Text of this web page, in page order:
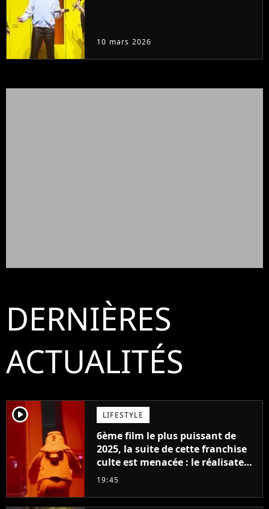
10 mars 2026
DERNIÈRES
ACTUALITÉS
player2 LIFESTYLE
6ème film le plus puissant de
2025, la suite de cette franchise
culte est menacée : le réalisateur
claque la porte pour "différends
19:45